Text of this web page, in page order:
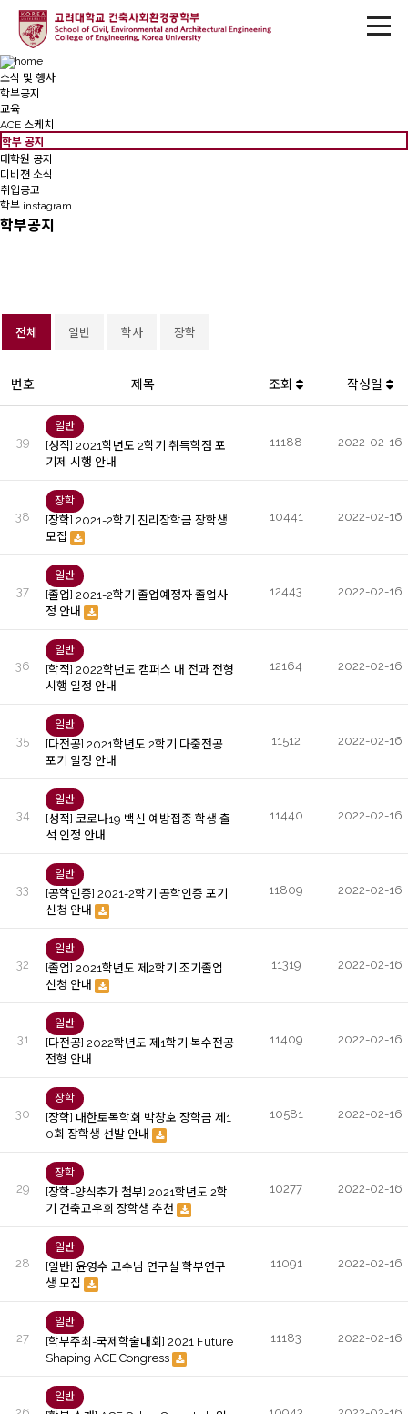
소식 및 행사
학부공지
교육
ACE 스케치
학부 공지
대학원 공지
디비젼 소식
취업공고
학부 instagram
학부공지
전체 일반 학사 장학
번호 제목 조회 작성일
39
일반
[성적] 2021학년도 2학기 취득학점 포
기제 시행 안내
11188 2022-02-16
38
장학
[장학] 2021-2학기 진리장학금 장학생
모집
10441 2022-02-16
37
일반
[졸업] 2021-2학기 졸업예정자 졸업사
정 안내
12443 2022-02-16
36
일반
[학적] 2022학년도 캠퍼스 내 전과 전형
시행 일정 안내
12164 2022-02-16
35
일반
[다전공] 2021학년도 2학기 다중전공
포기 일정 안내
11512 2022-02-16
34
일반
[성적] 코로나19 백신 예방접종 학생 출
석 인정 안내
11440 2022-02-16
33
일반
[공학인증] 2021-2학기 공학인증 포기
신청 안내
11809 2022-02-16
32
일반
[졸업] 2021학년도 제2학기 조기졸업
신청 안내
11319 2022-02-16
31
일반
[다전공] 2022학년도 제1학기 복수전공
전형 안내
11409 2022-02-16
30
장학
[장학] 대한토목학회 박창호 장학금 제1
0회 장학생 선발 안내
10581 2022-02-16
29
장학
[장학-양식추가 첨부] 2021학년도 2학
기 건축교우회 장학생 추천
10277 2022-02-16
28
일반
[일반] 윤영수 교수님 연구실 학부연구
생 모집
11091 2022-02-16
27
일반
[학부주최-국제학술대회] 2021 Future
Shaping ACE Congress
11183 2022-02-16
일반